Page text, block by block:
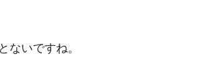
ないですね。